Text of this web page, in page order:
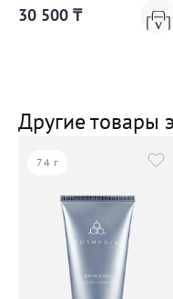
30 500 ₸
Другие товары
74 г